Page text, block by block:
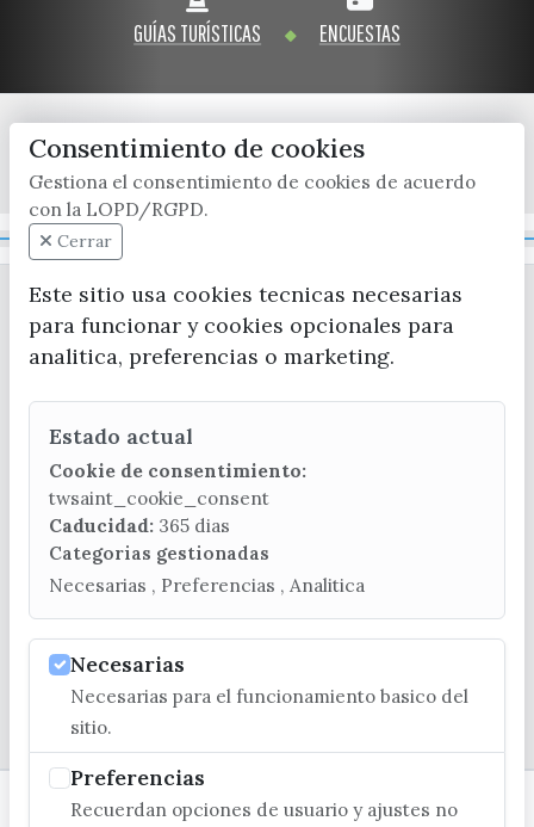
GUÍAS TURÍSTICAS ENCUESTAS
x / twitter facebook youtube instagram
CONTACTA CON LA OFICINA DE TURISMO
(+34) 952 541 104
turismo@velezmalaga.es
C/ Poniente, 2. CP 29740 - Torre del Mar
Consentimiento de cookies
Gestiona el consentimiento de cookies de acuerdo
con la LOPD/RGPD.
Cerrar
Este sitio usa cookies tecnicas necesarias
para funcionar y cookies opcionales para
analitica, preferencias o marketing.
Estado actual
Cookie de consentimiento:
twsaint_cookie_consent
Caducidad: 365 dias
Categorias gestionadas
Necesarias , Preferencias , Analitica
Necesarias
Necesarias para el funcionamiento basico del
sitio.
Preferencias
Recuerdan opciones de usuario y ajustes no